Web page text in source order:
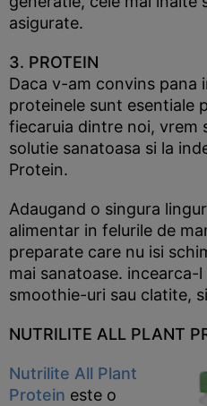
asigurate.
3. PROTEIN
Daca v-am convins pana
proteinele sunt esentiale
fiecaruia dintre noi, vrem
solutie sanatoasa si la
Protein.
Adaugand o singura
alimentar in felurile de
preparate care nu isi
mai sanatoase. incearca-
smoothie-uri sau clatite,
NUTRILITE ALL PLANT
Nutrilite All Plant
Protein este o